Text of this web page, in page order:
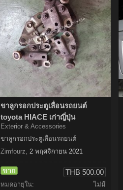
ขาลูกรอกประตูเลื่อนรถยนต์
toyota HIACE เก่าญี่ปุ่น
Exterior & Accessories
ขาลูกรอกประตูเลื่อนรถยนต์
Zimfourz
2 พฤศจิกายน 2021
ขาย THB 500.00
หมดอายุใน:
ไม่มี